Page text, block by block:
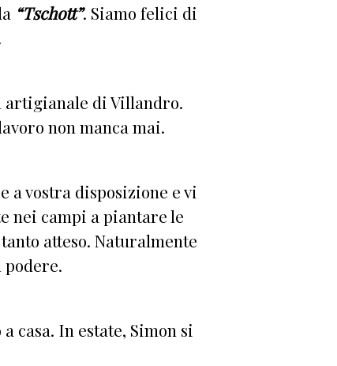
“Tschott”. Siamo felici di
artigianale di Villandro.
non manca mai.
a vostra disposizione e vi
nei campi a piantare le
atteso. Naturalmente
casa. In estate, Simon si